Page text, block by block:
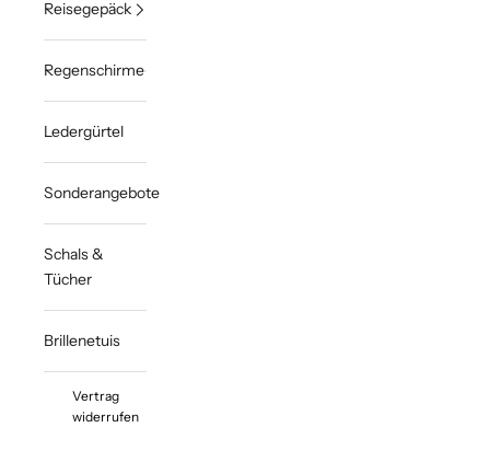
Reisegepäck
Regenschirme
Ledergürtel
Sonderangebote
Schals &
Tücher
Brillenetuis
Vertrag
widerrufen